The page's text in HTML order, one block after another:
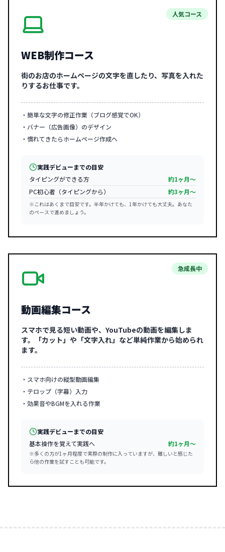
人気コース
WEB制作コース
街のお店のホームページの文字を直したり、写真を入れた
りするお仕事です。
・簡単な文字の修正作業（ブログ感覚でOK）
・バナー（広告画像）のデザイン
・慣れてきたらホームページ作成へ
実践デビューまでの目安
タイピングができる方
約1ヶ月〜
PC初心者（タイピングから）
約3ヶ月〜
※これはあくまで目安です。半年かけても、1年かけても大丈夫。あなた
のペースで進めましょう。
急成長中
動画編集コース
スマホで見る短い動画や、YouTubeの動画を編集しま
す。「カット」や「文字入れ」など単純作業から始められ
ます。
・スマホ向けの縦型動画編集
・テロップ（字幕）入力
・効果音やBGMを入れる作業
実践デビューまでの目安
基本操作を覚えて実践へ
約1ヶ月〜
※多くの方が1ヶ月程度で実際の制作に入っていますが、難しいと感じた
ら他の作業を試すことも可能です。